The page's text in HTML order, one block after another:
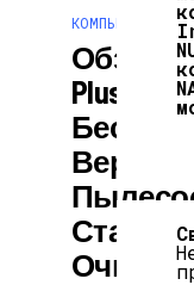
КОМПЬЮТЕРЫ И
Обзор
Plus:
Очистки